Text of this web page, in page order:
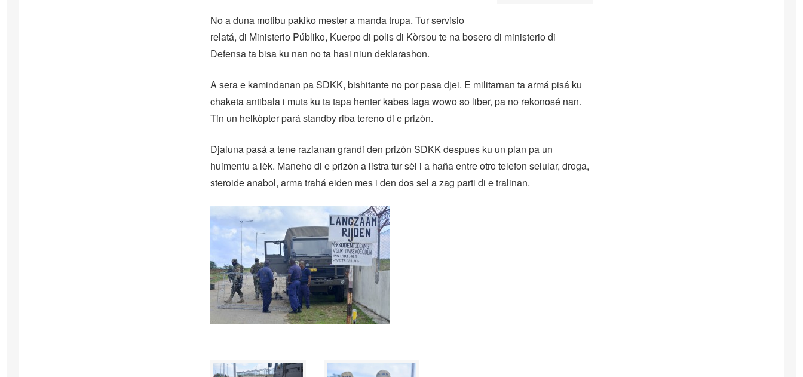
No a duna motibu pakiko mester a manda trupa. Tur servisio
relatá, di Ministerio Públiko, Kuerpo di polis di Kòrsou te na bosero di ministerio di
Defensa ta bisa ku nan no ta hasi niun deklarashon.
A sera e kamindanan pa SDKK, bishitante no por pasa djei. E militarnan ta armá pisá ku
chaketa antibala i muts ku ta tapa henter kabes laga wowo so liber, pa no rekonosé nan.
Tin un helkòpter pará standby riba tereno di e prizòn.
Djaluna pasá a tene razianan grandi den prizòn SDKK despues ku un plan pa un
huimentu a lèk. Maneho di e prizòn a listra tur sèl i a haña entre otro telefon selular, droga,
steroide anabol, arma trahá eiden mes i den dos sel a zag parti di e tralinan.